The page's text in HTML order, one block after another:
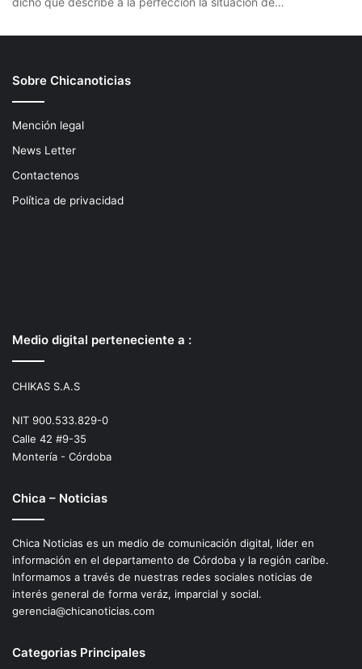
Sobre Chicanoticias
Mención legal
News Letter
Contactenos
Política de privacidad
Medio digital perteneciente a :
CHIKAS S.A.S
NIT 900.533.829-0
Calle 42 #9-35
Montería - Córdoba
Chica – Noticias
Chica Noticias es un medio de comunicación digital, líder en
información en el departamento de Córdoba y la región caríbe.
Informamos a través de nuestras redes sociales noticias de
interés general de forma veráz, imparcial y social.
gerencia@chicanoticias.com
Categorias Principales